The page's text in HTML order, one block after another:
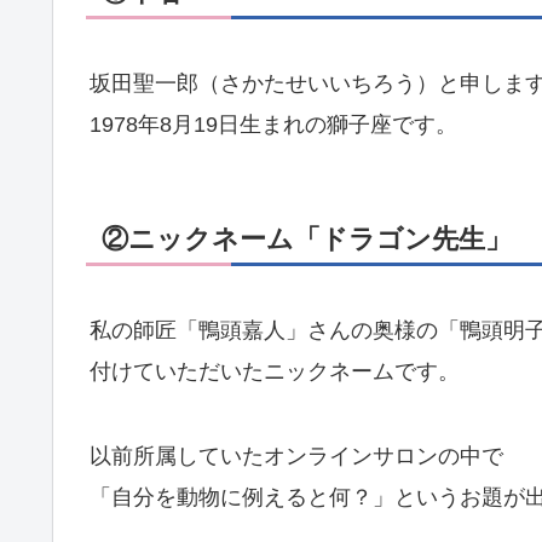
坂田聖一郎（さかたせいいちろう）と申します
1978年8月19日生まれの獅子座です。
②ニックネーム「ドラゴン先生」
私の師匠「鴨頭嘉人」さんの奥様の「鴨頭明
付けていただいたニックネームです。
以前所属していたオンラインサロンの中で
「自分を動物に例えると何？」というお題が